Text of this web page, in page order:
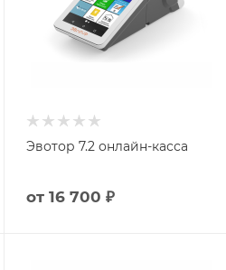
Эвотор 7.2 онлайн-касса
от 16 700 ₽